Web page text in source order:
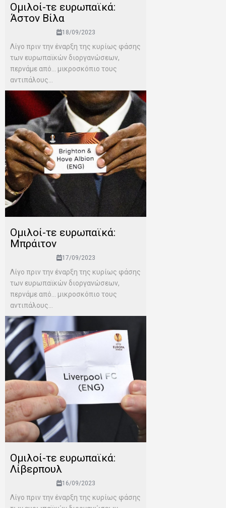
Ομιλοί-τε ευρωπαϊκά:
Άστον Βίλα
18/09/2023
Λίγο πριν την έναρξη της κυρίως φάσης
των ευρωπαϊκών διοργανώσεων,
περνάμε από… μικροσκόπιο τους
αντιπάλους...
Ομιλοί-τε ευρωπαϊκά:
Μπράιτον
17/09/2023
Λίγο πριν την έναρξη της κυρίως φάσης
των ευρωπαϊκών διοργανώσεων,
περνάμε από… μικροσκόπιο τους
αντιπάλους...
Ομιλοί-τε ευρωπαϊκά:
Λίβερπουλ
16/09/2023
Λίγο πριν την έναρξη της κυρίως φάσης